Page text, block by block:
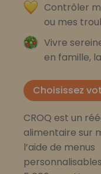
Contrôler
ou mes
Vivre
en famille,
Choisissez
CROQ est un
alimentaire sur
l’aide de menus